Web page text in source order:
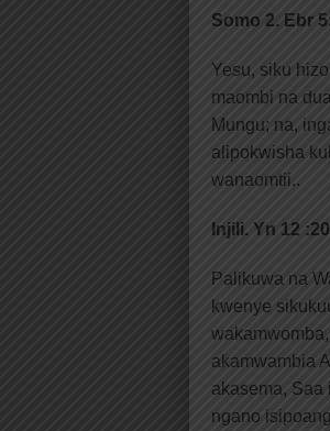
Somo 2. Ebr
Yesu, siku
maombi na
Mungu; na,
alipokwisha
wanaomtii..
Injili. Yn 12
Palikuwa na
kwenye
akamwambia
akasema, Saa
ngano